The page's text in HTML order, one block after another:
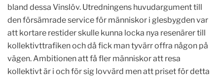
bland dessa Vinslöv. Utredningens huvudargument till
den försämrade service för människor i glesbygden var
att kortare restider skulle kunna locka nya resenärer till
kollektivttrafiken och då fick man tyvärr offra någon på
vägen. Ambitionen att få fler människor att resa
kollektivt är i och för sig lovvärd men att priset för detta